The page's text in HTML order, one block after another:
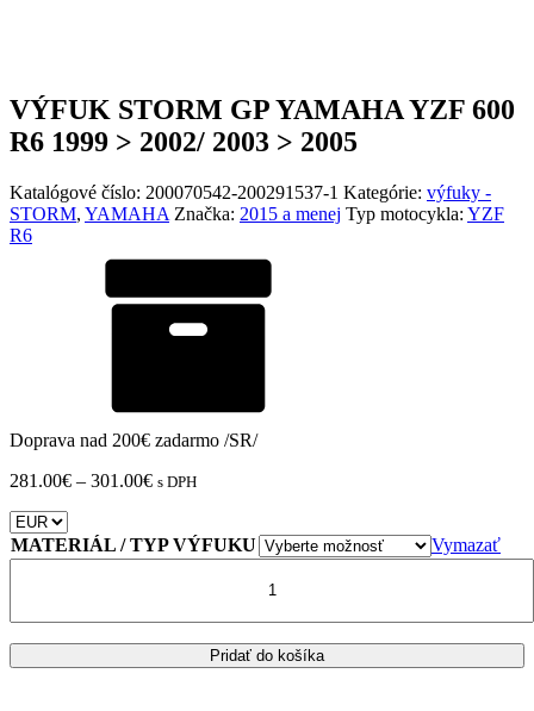
VÝFUK STORM GP YAMAHA YZF 600
R6 1999 > 2002/ 2003 > 2005
Katalógové číslo: 200070542-200291537-1 Kategórie: výfuky -
STORM, YAMAHA Značka: 2015 a menej Typ motocykla: YZF
R6
Doprava nad 200€ zadarmo /SR/
281.00€ – 301.00€Price
through
301.00€
s DPH
MATERIÁL / TYP VÝFUKU
Vymazať
YAMAHA
YZF
Pridať do košíka